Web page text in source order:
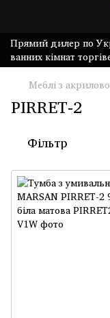
Прямий дилер по
ванних кімнат
Меблі з
PIRRET-2
Фільтр